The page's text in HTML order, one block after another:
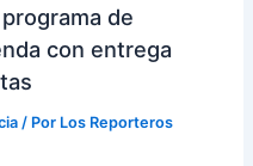
de
con entrega
/ Por Los Reporteros